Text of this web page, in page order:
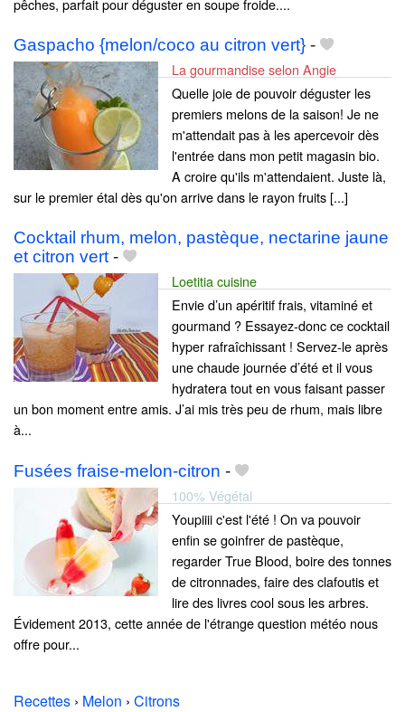
pêches, parfait pour déguster en soupe froide....
Gaspacho {melon/coco au citron vert} -
La gourmandise selon Angie
Quelle joie de pouvoir déguster les
premiers melons de la saison! Je ne
m'attendait pas à les apercevoir dès
l'entrée dans mon petit magasin bio.
A croire qu'ils m'attendaient. Juste là,
sur le premier étal dès qu'on arrive dans le rayon fruits [...]
Cocktail rhum, melon, pastèque, nectarine jaune
et citron vert-
Loetitia cuisine
Envie d’un apéritif frais, vitaminé et
gourmand ? Essayez-donc ce cocktail
hyper rafraîchissant ! Servez-le après
une chaude journée d’été et il vous
hydratera tout en vous faisant passer
un bon moment entre amis. J’ai mis très peu de rhum, mais libre
à...
Fusées fraise-melon-citron -
100% Végétal
Youpiiii c'est l'été ! On va pouvoir
enfin se goinfrer de pastèque,
regarder True Blood, boire des tonnes
de citronnades, faire des clafoutis et
lire des livres cool sous les arbres.
Évidement 2013, cette année de l'étrange question météo nous
offre pour...
Recettes › Melon › Citrons